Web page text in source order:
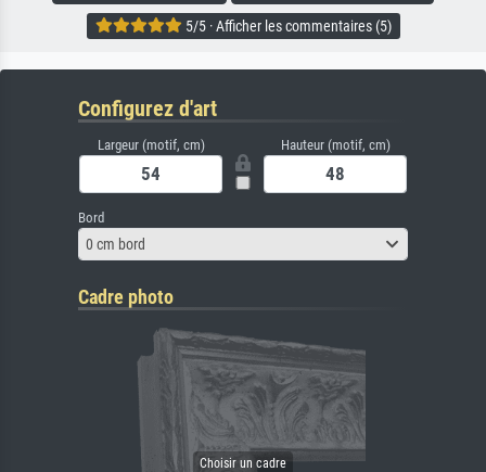
5/5 · Afficher les commentaires (5)
Configurez d'art
Largeur (motif, cm) Hauteur (motif, cm)
Bord
0 cm bord
Cadre photo